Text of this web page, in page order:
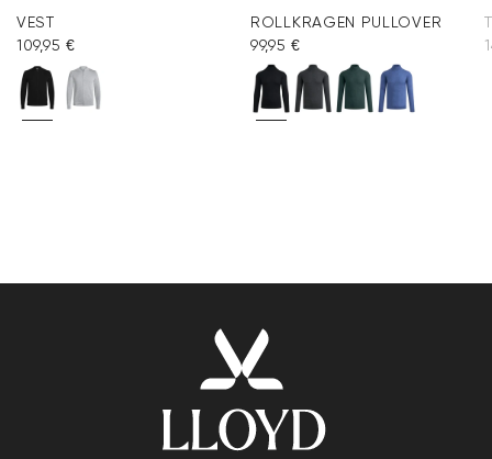
VEST
109,95 €
ROLLKRAGEN PULLOVER
99,95 €